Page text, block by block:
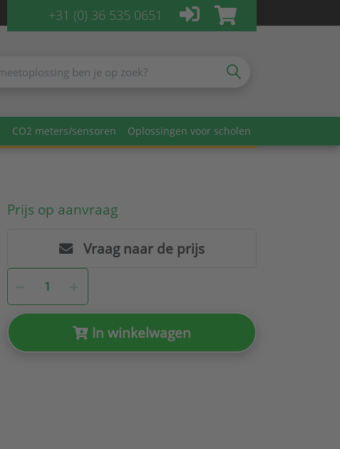
+31 (0) 36 535 0651
CO2 meters/sensoren Oplossingen voor scholen
Prijs op aanvraag
Vraag naar de prijs
In winkelwagen